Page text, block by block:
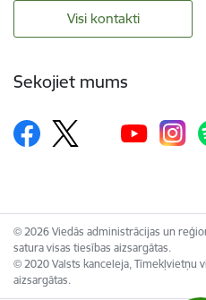
Visi kontakti
Sekojiet mums
© 2026 Viedās administrācijas un
satura visas tiesības aizsargātas.
© 2020 Valsts kanceleja, Tīmekļvietņu
aizsargātas.